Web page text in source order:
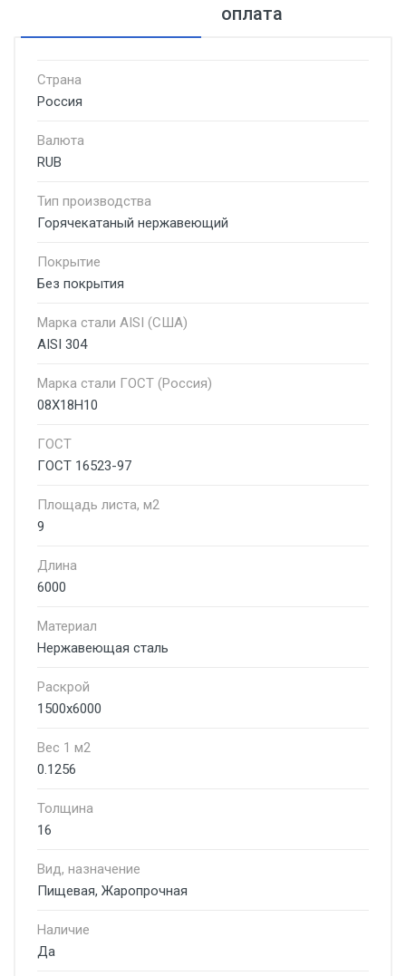
оплата
Страна
Россия
Валюта
RUB
Тип производства
Горячекатаный нержавеющий
Покрытие
Без покрытия
Марка стали AISI (США)
AISI 304
Марка стали ГОСТ (Россия)
08Х18Н10
ГОСТ
ГОСТ 16523-97
Площадь листа, м2
9
Длина
6000
Материал
Нержавеющая сталь
Раскрой
1500х6000
Вес 1 м2
0.1256
Толщина
16
Вид, назначение
Пищевая, Жаропрочная
Наличие
Да